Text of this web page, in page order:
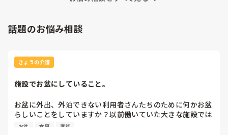
は良くないかもしれないですね、💦
話題のお悩み相談
きょうの介護
施設でお盆にしていること。
お盆に外出、外泊できない利用者さんたちのために何かお盆
らしいことをしていますか？以前働いていた大きな施設では
実際に住職さんを呼びご焼香できるようにそれ用のスペース
お盆 食事 家族